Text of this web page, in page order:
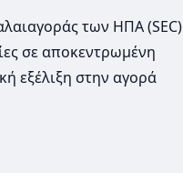
των ΗΠΑ (SEC)
σε αποκεντρωμένη
εξέλιξη στην αγορά